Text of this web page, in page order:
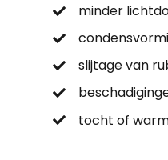
minder
slijtage van
tocht of